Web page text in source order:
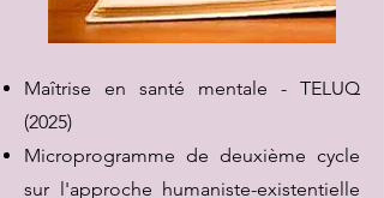
Maîtrise en santé mentale - TELUQ
(2025)
Microprogramme de deuxième cycle
sur l'approche humaniste-existentielle